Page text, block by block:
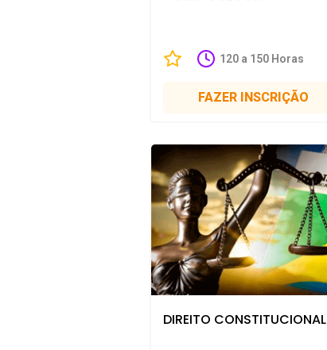
120 a 150 Horas
FAZER INSCRIÇÃO
DIREITO CONSTITUCIONAL